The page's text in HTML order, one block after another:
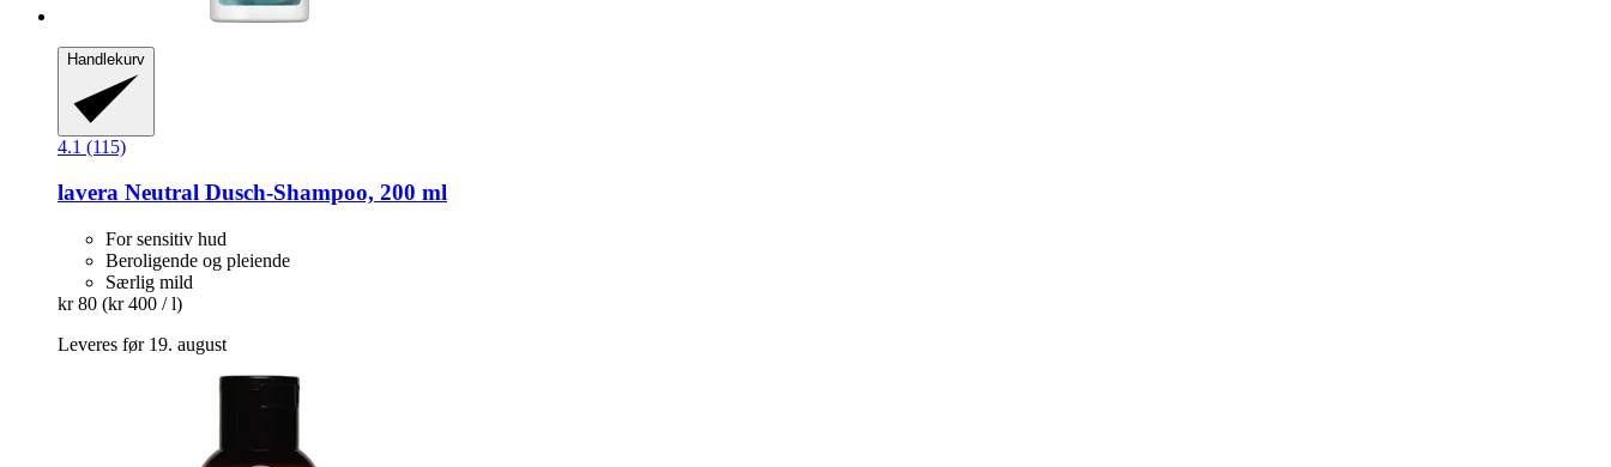
Handlekurv
4.1 (115)
lavera Neutral Dusch-​Shampoo, 200 ml
For sensitiv hud
Beroligende og pleiende
Særlig mild
kr 80 (kr 400 / l)
Leveres før 19. august